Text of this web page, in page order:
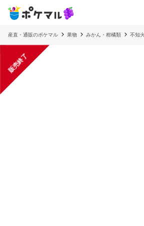
産直・通販のポケマル 果物 みかん・柑橘類 不知
販売終了